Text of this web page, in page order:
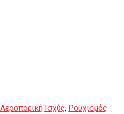
Ισχύς, Ρουχισμός